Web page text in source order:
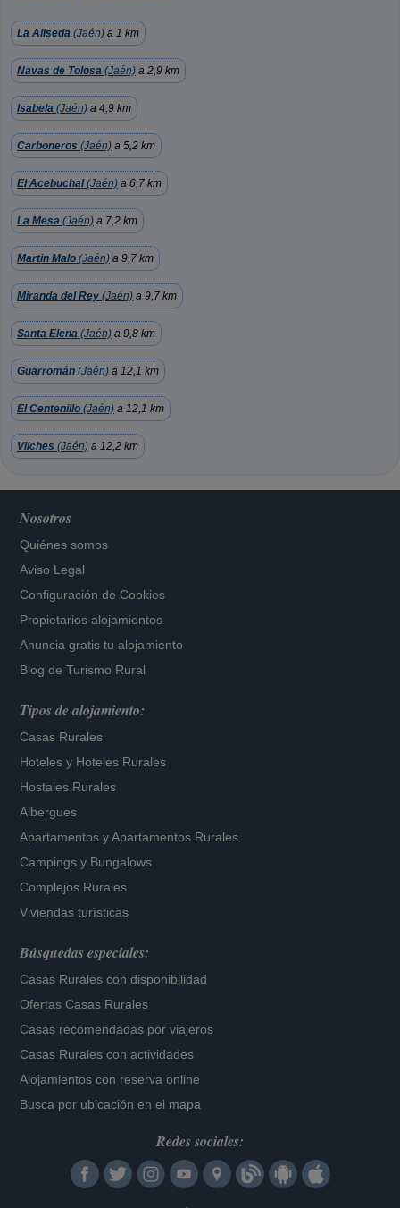
La Aliseda (Jaén) a 1 km
Navas de Tolosa (Jaén) a 2,9 km
Isabela (Jaén) a 4,9 km
Carboneros (Jaén) a 5,2 km
El Acebuchal(Jaén) a 6,7 km
La Mesa (Jaén) a 7,2 km
Martin Malo (Jaén) a 9,7 km
Miranda del Rey (Jaén) a 9,7 km
Santa Elena (Jaén) a 9,8 km
Guarromán (Jaén) a 12,1 km
El Centenillo (Jaén) a 12,1 km
Vilches (Jaén) a 12,2 km
Nosotros
Quiénes somos
Aviso Legal
Configuración de Cookies
Propietarios alojamientos
Anuncia gratis tu alojamiento
Blog de Turismo Rural
Tipos de alojamiento:
Casas Rurales
Hoteles y Hoteles Rurales
Hostales Rurales
Albergues
Apartamentos yApartamentos Rurales
Campings y Bungalows
Complejos Rurales
Viviendas turísticas
Búsquedas especiales:
Casas Rurales con disponibilidad
Ofertas Casas Rurales
Casas recomendadas por viajeros
Casas Rurales con actividades
Alojamientos con reserva online
Busca por ubicación en el mapa
Redes sociales: